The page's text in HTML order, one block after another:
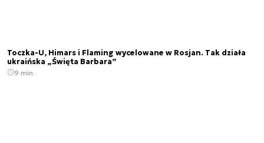
Toczka-U, Himars i Flaming wycelowane w Rosjan. Tak działa
ukraińska „Święta Barbara”
9 min.